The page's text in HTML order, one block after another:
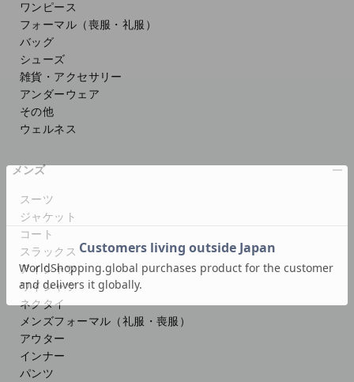
ワンピース
フォーマル（喪服・礼服）
バッグ
シューズ
雑貨・アクセサリー
アンダーウェア
その他
ウェルネス
メンズ
スーツ
ジャケット
コート
スラックス
アイシャツ
ワイシャツ
ネクタイ
メンズフォーマル （礼服・喪服）
アウター
インナー
パンツ